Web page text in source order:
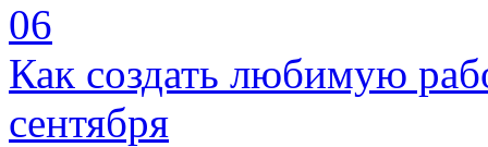
06
Как создать любимую
сентября